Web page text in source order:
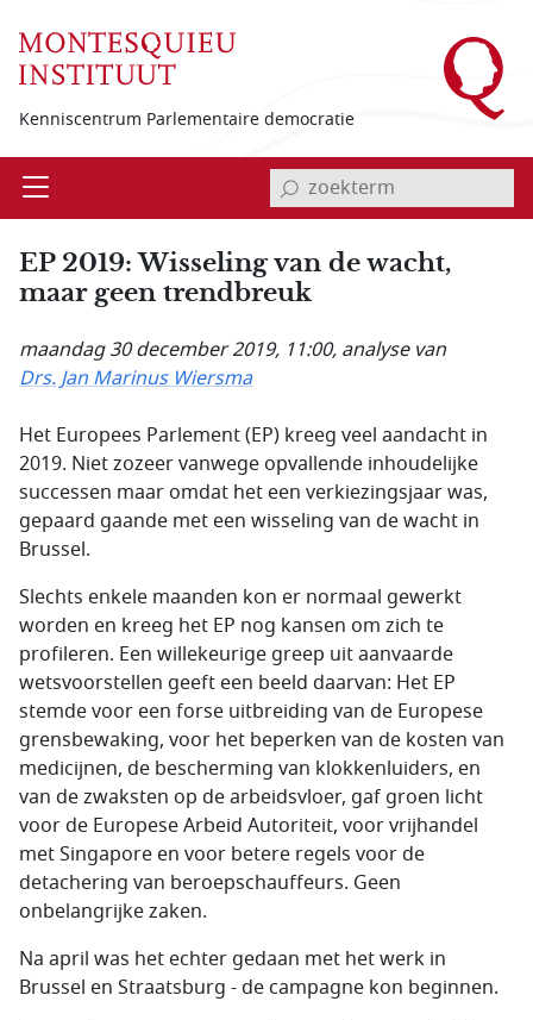
Kenniscentrum Parlementaire democratie
Open invoerveld zoekterm
EP 2019: Wisseling van de wacht,
maar geen trendbreuk
maandag 30 december 2019, 11:00, analyse van
Drs. Jan Marinus Wiersma
Het Europees Parlement (EP) kreeg veel aandacht in
2019. Niet zozeer vanwege opvallende inhoudelijke
successen maar omdat het een verkiezingsjaar was,
gepaard gaande met een wisseling van de wacht in
Brussel.
Slechts enkele maanden kon er normaal gewerkt
worden en kreeg het EP nog kansen om zich te
profileren. Een willekeurige greep uit aanvaarde
wetsvoorstellen geeft een beeld daarvan: Het EP
stemde voor een forse uitbreiding van de Europese
grensbewaking, voor het beperken van de kosten van
medicijnen, de bescherming van klokkenluiders, en
van de zwaksten op de arbeidsvloer, gaf groen licht
voor de Europese Arbeid Autoriteit, voor vrijhandel
met Singapore en voor betere regels voor de
detachering van beroepschauffeurs. Geen
onbelangrijke zaken.
Na april was het echter gedaan met het werk in
Brussel en Straatsburg - de campagne kon beginnen.